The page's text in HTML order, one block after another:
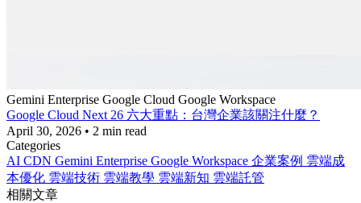
Gemini Enterprise Google Cloud Google Workspace
Google Cloud Next 26 六大重點：台灣企業該關注什麼？
April 30, 2026 • 2 min read
Categories
AI CDN Gemini Enterprise Google Workspace 企業案例 雲端成
本優化 雲端技術 雲端教學 雲端新知 雲端託管
相關文章